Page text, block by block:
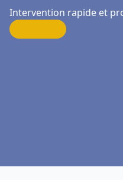
Intervention rapide et